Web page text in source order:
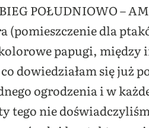
POŁUDNIOWO –
(pomieszczenie dla
papugi, między
dowiedziałam się już
ogrodzenia i w
tego nie